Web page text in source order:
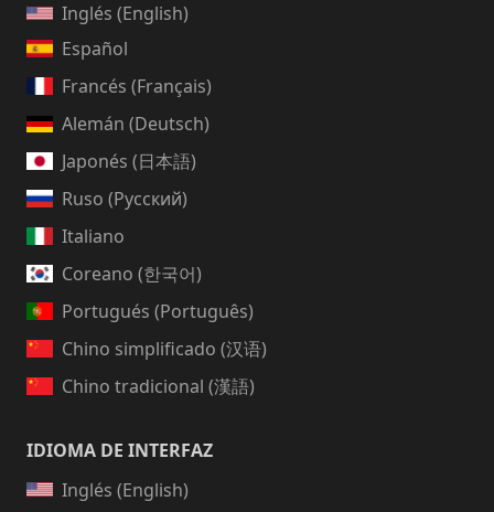
Inglés (English)
Español
Francés (Français)
Alemán (Deutsch)
Japonés (日本語)
Ruso (Русский)
Italiano
Coreano (한국어)
Portugués (Português)
Chino simplificado (汉语)
Chino tradicional (漢語)
IDIOMA DE INTERFAZ
Inglés (English)